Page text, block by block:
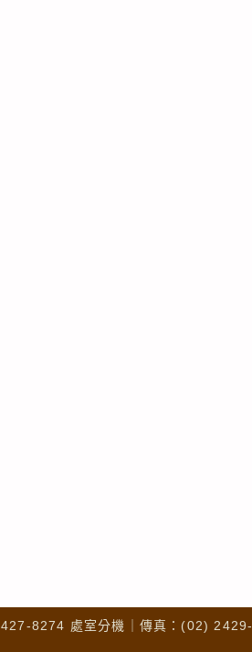
8274 處室分機｜傳真：(02) 2429-